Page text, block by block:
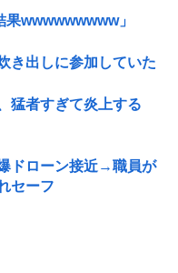
果wwwwwwwww」
き出しに参加していた
猛者すぎて炎上する
ドローン接近→職員が
セーフ